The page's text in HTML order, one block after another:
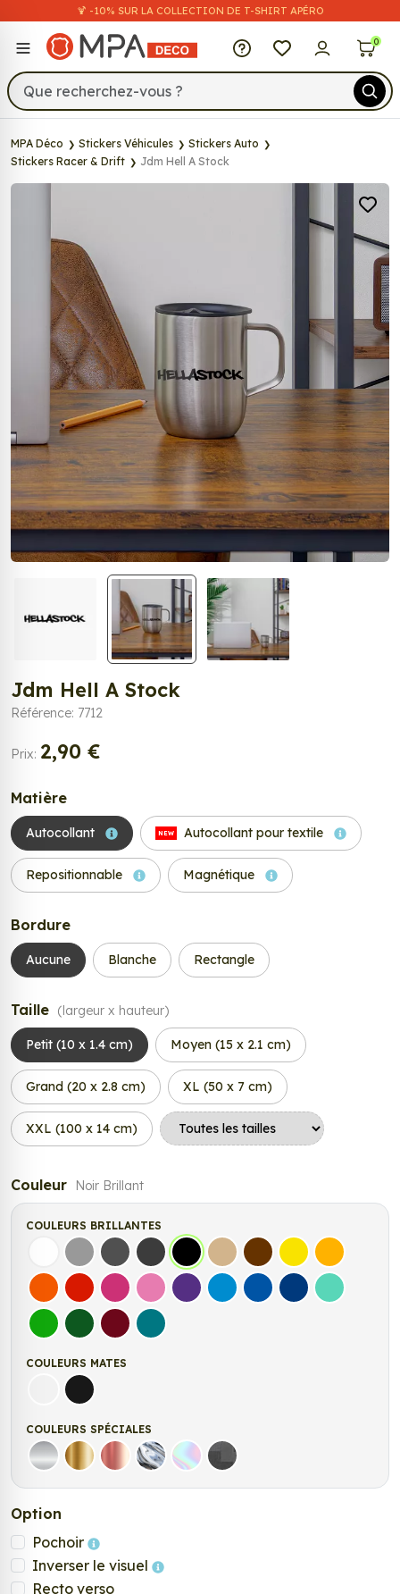
🍹 -10% SUR LA COLLECTION DE T-SHIRT APÉRO
MPA Déco 0
MPA Déco Stickers Véhicules
Stickers Auto
Stickers Racer & Drift
Jdm Hell A Stock
Jdm Hell A Stock
Référence: 7712
Prix: 2,90 €
Matière
Autocollant NEW Autocollant pour textile
Repositionnable Magnétique
Bordure
Aucune Blanche Rectangle
Taille (largeur x hauteur)
Petit (10 x 1.4 cm) Moyen (15 x 2.1 cm)
Grand (20 x 2.8 cm) XL (50 x 7 cm)
XXL (100 x 14 cm)
Couleur Noir Brillant
COULEURS BRILLANTES
Blanc Gris Gris FoncéGris Anthracite
Noir Beige Marron Jaune ClairJaune
OrangeRouge FuchsiaRose Violet Bleu clairBleu MoyenBleu FoncéBleu Vert
Vert clairVert FoncéBordeauxTurquoise
COULEURS MATES
Blanc matNoir mat
COULEURS SPÉCIALES
Argent Or Rose Gold
ChromeHolographique
Carbone Noir
Option
Pochoir
Inverser le visuel
Recto verso